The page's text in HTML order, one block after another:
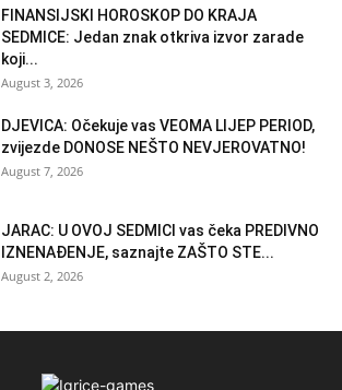
FINANSIJSKI HOROSKOP DO KRAJA
SEDMICE: Jedan znak otkriva izvor zarade
koji...
August 3, 2026
DJEVICA: Očekuje vas VEOMA LIJEP PERIOD,
zvijezde DONOSE NEŠTO NEVJEROVATNO!
August 7, 2026
JARAC: U OVOJ SEDMICI vas čeka PREDIVNO
IZNENAĐENJE, saznajte ZAŠTO STE...
August 2, 2026